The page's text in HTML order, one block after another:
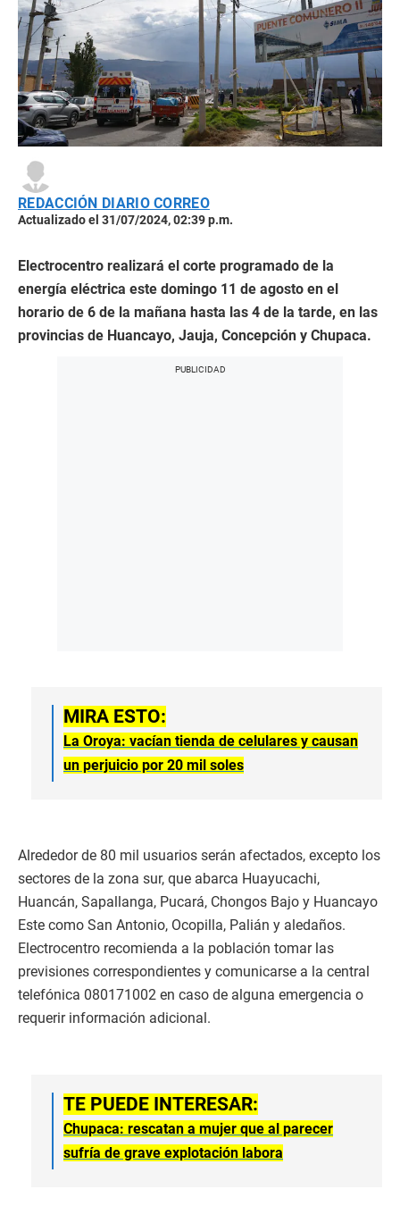
REDACCIÓN DIARIO CORREO
Actualizado el 31/07/2024, 02:39 p.m.
Electrocentro realizará el corte programado de la
energía eléctrica este domingo 11 de agosto en el
horario de 6 de la mañana hasta las 4 de la tarde, en las
provincias de Huancayo, Jauja, Concepción y Chupaca.
MIRA ESTO:
La Oroya: vacían tienda de celulares y causan
un perjuicio por 20 mil soles
Alrededor de 80 mil usuarios serán afectados, excepto los
sectores de la zona sur, que abarca Huayucachi,
Huancán, Sapallanga, Pucará, Chongos Bajo y Huancayo
Este como San Antonio, Ocopilla, Palián y aledaños.
Electrocentro recomienda a la población tomar las
previsiones correspondientes y comunicarse a la central
telefónica 080171002 en caso de alguna emergencia o
requerir información adicional.
TE PUEDE INTERESAR:
Chupaca: rescatan a mujer que al parecer
sufría de grave explotación labora